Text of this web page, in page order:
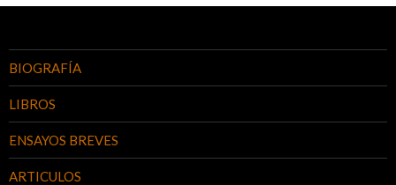
BIOGRAFÍA
LIBROS
ENSAYOS BREVES
ARTICULOS